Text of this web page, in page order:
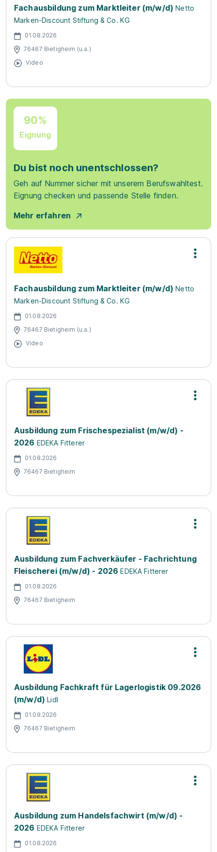
Fachausbildung zum Marktleiter (m/w/d) Netto
Marken-Discount Stiftung & Co. KG
01.08.2026
76467 Bietigheim (u.a.)
Video
90%
Eignung
Du bist noch unentschlossen?
Geh auf Nummer sicher mit unserem Berufswahltest.
Eignung checken und passende Stelle finden.
Mehr erfahren
Fachausbildung zum Marktleiter (m/w/d) Netto
Marken-Discount Stiftung & Co. KG
01.08.2026
76467 Bietigheim (u.a.)
Video
Ausbildung zum Frischespezialist (m/w/d) -
2026 EDEKA Fitterer
01.08.2026
76467 Bietigheim
Ausbildung zum Fachverkäufer - Fachrichtung
Fleischerei (m/w/d) - 2026 EDEKA Fitterer
01.08.2026
76467 Bietigheim
Ausbildung Fachkraft für Lagerlogistik 09.2026
(m/w/d) Lidl
01.09.2026
76467 Bietigheim
Ausbildung zum Handelsfachwirt (m/w/d) -
2026 EDEKA Fitterer
01.08.2026